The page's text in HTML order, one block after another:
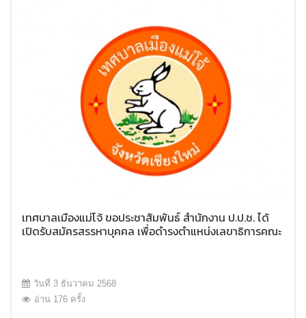
เทศบาลเมืองแม่โจ้ ขอประชาสัมพันธ์ สำนักงาน ป.ป.ช. ได้
เปิดรับสมัครสรรหาบุคคล เพื่อดำรงตำแหน่งเลขาธิการคณะ
วันที่ 3 ธันวาคม 2568
อ่าน 176 ครั้ง